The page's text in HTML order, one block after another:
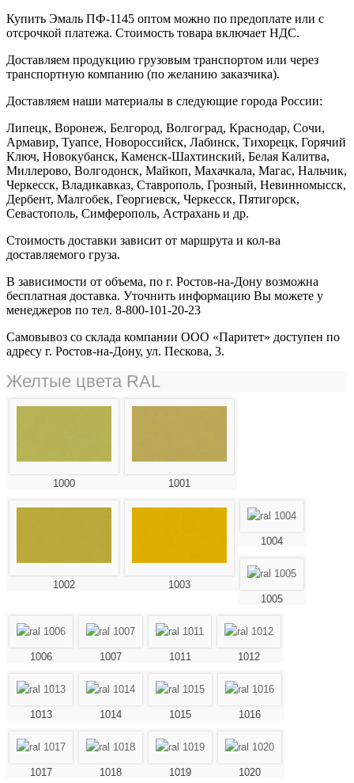
Купить Эмаль ПФ-1145 оптом можно по предоплате или с
отсрочкой платежа. Стоимость товара включает НДС.
Доставляем продукцию грузовым транспортом или через
транспортную компанию (по желанию заказчика).
Доставляем наши материалы в следующие города России:
Липецк, Воронеж, Белгород, Волгоград, Краснодар, Сочи,
Армавир, Туапсе, Новороссийск, Лабинск, Тихорецк, Горячий
Ключ, Новокубанск, Каменск-Шахтинский, Белая Калитва,
Миллерово, Волгодонск, Майкоп, Махачкала, Магас, Нальчик,
Черкесск, Владикавказ, Ставрополь, Грозный, Невинномысск,
Дербент, Малгобек, Георгиевск, Черкесск, Пятигорск,
Севастополь, Симферополь, Астрахань и др.
Стоимость доставки зависит от маршрута и кол-ва
доставляемого груза.
В зависимости от объема, по г. Ростов-на-Дону возможна
бесплатная доставка. Уточнить информацию Вы можете у
менеджеров по тел. 8-800-101-20-23
Самовывоз со склада компании ООО «Паритет» доступен по
адресу г. Ростов-на-Дону, ул. Пескова, 3.
Желтые цвета RAL
1000 1001
1002 1003
1004
1005
1006 1007 1011 1012
1013 1014 1015 1016
1017 1018 1019 1020